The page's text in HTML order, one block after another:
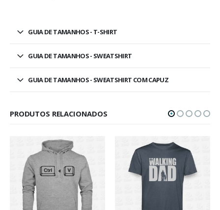
GUIA DE TAMANHOS - T-SHIRT
GUIA DE TAMANHOS - SWEATSHIRT
GUIA DE TAMANHOS - SWEATSHIRT COM CAPUZ
PRODUTOS RELACIONADOS